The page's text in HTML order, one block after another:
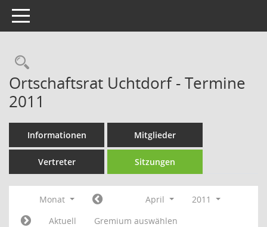
Toggle navigation
Rechercheauswahl
Ortschaftsrat Uchtdorf - Termine
2011
Informationen Mitglieder
Vertreter Sitzungen
Monat April
2011
Aktuell
Gremium auswählen